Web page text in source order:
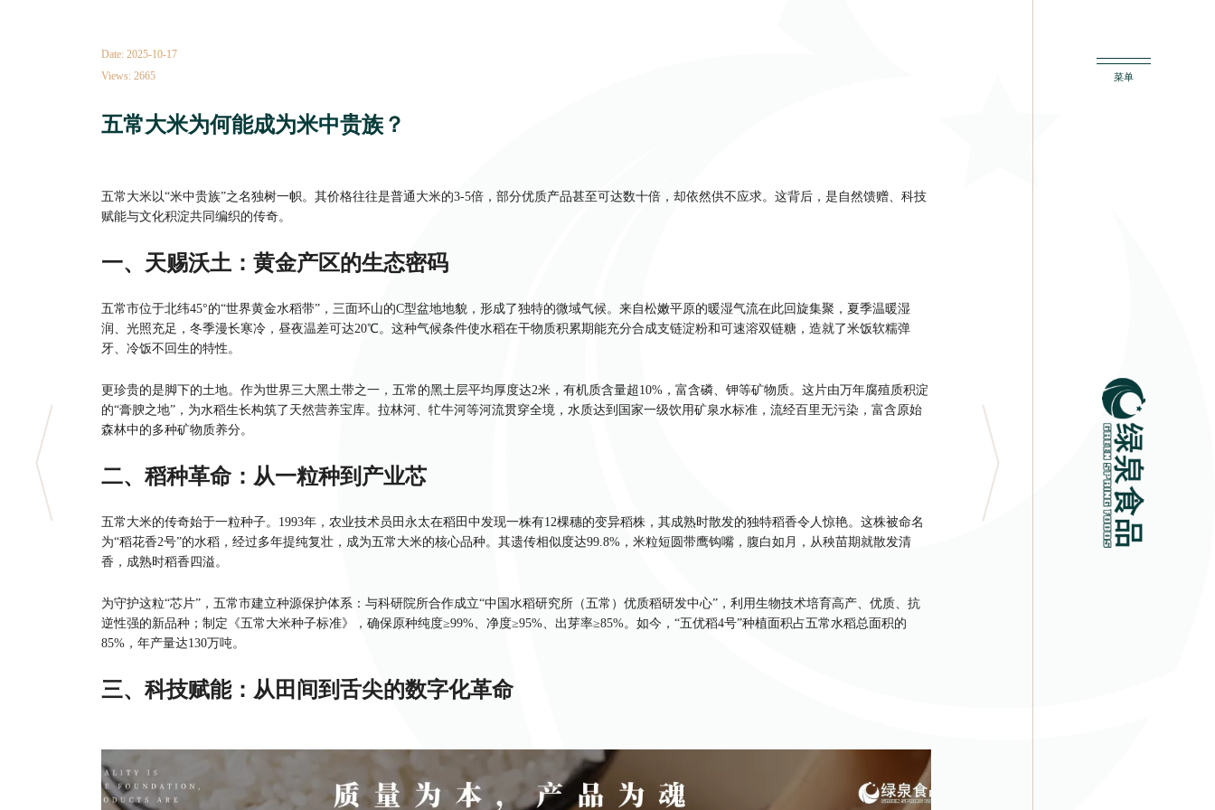
Date: 2025-10-17
Views: 2665
五常大米为何能成为米中贵族？
五常大米以“米中贵族”之名独树一帜。其价格往往是普通大米的3-5倍，部分优质产品甚至可达数十倍，却依然供不应求。这背后，是自然馈赠、科技
赋能与文化积淀共同编织的传奇。
一、天赐沃土：黄金产区的生态密码
五常市位于北纬45°的“世界黄金水稻带”，三面环山的C型盆地地貌，形成了独特的微域气候。来自松嫩平原的暖湿气流在此回旋集聚，夏季温暖湿
润、光照充足，冬季漫长寒冷，昼夜温差可达20℃。这种气候条件使水稻在干物质积累期能充分合成支链淀粉和可速溶双链糖，造就了米饭软糯弹
牙、冷饭不回生的特性。
更珍贵的是脚下的土地。作为世界三大黑土带之一，五常的黑土层平均厚度达2米，有机质含量超10%，富含磷、钾等矿物质。这片由万年腐殖质积淀
的“膏腴之地”，为水稻生长构筑了天然营养宝库。拉林河、牤牛河等河流贯穿全境，水质达到国家一级饮用矿泉水标准，流经百里无污染，富含原始
森林中的多种矿物质养分。
二、稻种革命：从一粒种到产业芯
五常大米的传奇始于一粒种子。1993年，农业技术员田永太在稻田中发现一株有12棵穗的变异稻株，其成熟时散发的独特稻香令人惊艳。这株被命名
为“稻花香2号”的水稻，经过多年提纯复壮，成为五常大米的核心品种。其遗传相似度达99.8%，米粒短圆带鹰钩嘴，腹白如月，从秧苗期就散发清
香，成熟时稻香四溢。
为守护这粒“芯片”，五常市建立种源保护体系：与科研院所合作成立“中国水稻研究所（五常）优质稻研发中心”，利用生物技术培育高产、优质、抗
逆性强的新品种；制定《五常大米种子标准》，确保原种纯度≥99%、净度≥95%、出芽率≥85%。如今，“五优稻4号”种植面积占五常水稻总面积的
85%，年产量达130万吨。
三、科技赋能：从田间到舌尖的数字化革命
年升级的农业物联网中心，可实时监控388个重点区域稻田，通过AI算法提前7天预警稻瘟病，指导农户精准施药。
加工环节同样充满科技感。阔海米业新建的日处理1000吨水稻加工车间，采用六面体“米砖”包装线，每小时封装1200袋，效率是传统人工的10倍。稻